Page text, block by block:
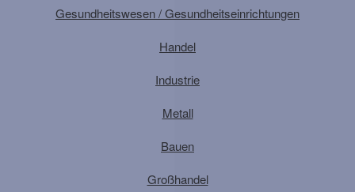
Gesundheitswesen / Gesundheitseinrichtungen
Handel
Industrie
Metall
Bauen
Großhandel